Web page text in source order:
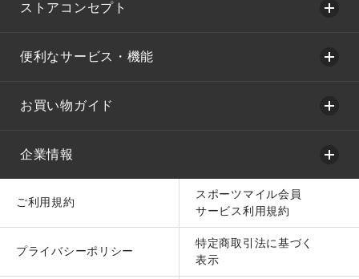
ストアコンセプト
便利なサービス・機能
お買い物ガイド
企業情報
ご利用規約
スポーツマイル会員
サービス利用規約
プライバシーポリシー
特定商取引法に基づく
表示